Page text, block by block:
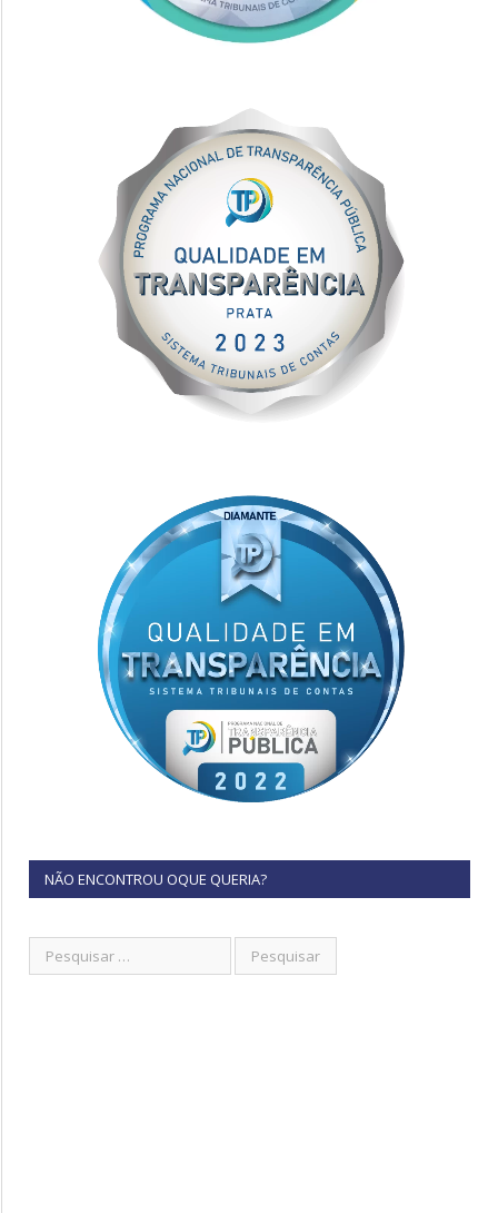
NÃO ENCONTROU OQUE QUERIA?